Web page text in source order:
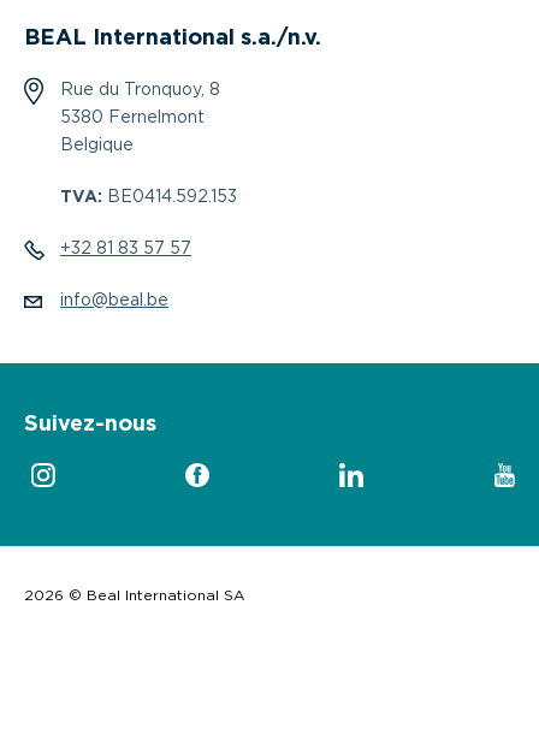
BEAL International s.a./n.v.
Rue du Tronquoy, 8
5380 Fernelmont
Belgique
TVA: BE0414.592.153
+32 81 83 57 57
info@beal.be
Suivez-nous
2026 © Beal International SA